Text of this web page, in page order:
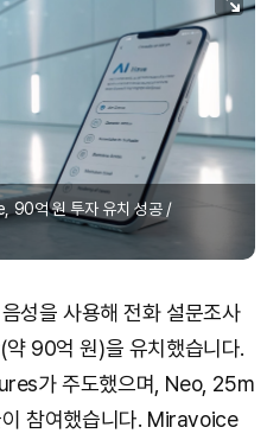
90억 원 투자 유치 성공 /
성을 사용해 전화 설문조사
90억 원)을 유치했습니다.
가 주도했으며, Neo, 25m
참여했습니다. Miravoice